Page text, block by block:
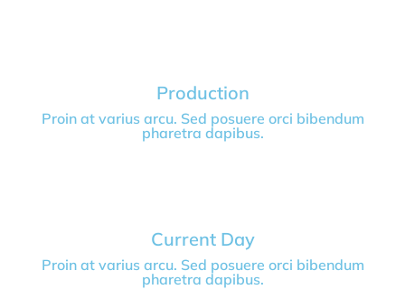
Production
Proin at varius arcu. Sed posuere orci bibendum
pharetra dapibus.
Current Day
Proin at varius arcu. Sed posuere orci bibendum
pharetra dapibus.